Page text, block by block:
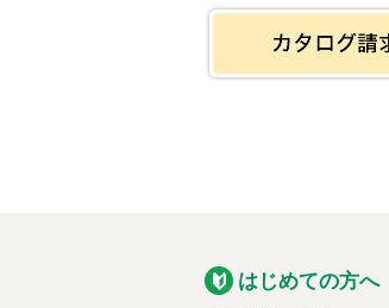
はじめての方へ